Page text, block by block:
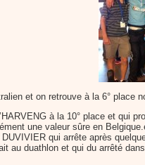
et on retrouve à la 6°
à la 10° place et qui
une valeur sûre en
qui arrête après
au duathlon et qui du arrêté